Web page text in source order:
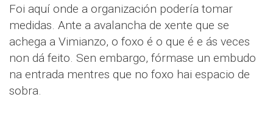
Foi aquí onde a organización podería tomar
medidas. Ante a avalancha de xente que se
achega a Vimianzo, o foxo é o que é e ás veces
non dá feito. Sen embargo, fórmase un embudo
na entrada mentres que no foxo hai espacio de
sobra.